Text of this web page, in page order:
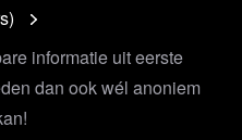
informatie uit eerste
dan ook wél anoniem